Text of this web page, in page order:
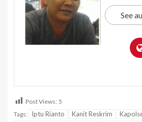
See
Post Views: 5
Tags:
Iptu Rianto Kanit Reskrim